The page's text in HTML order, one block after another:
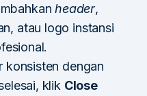
header,
atau logo instansi
konsisten dengan
klik Close